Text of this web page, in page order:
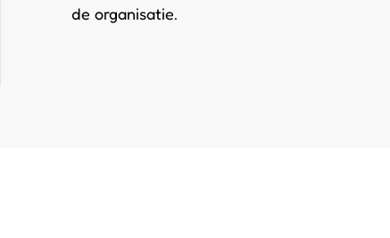
de organisatie.